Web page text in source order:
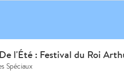
l'Été : Festival du Roi
Spéciaux